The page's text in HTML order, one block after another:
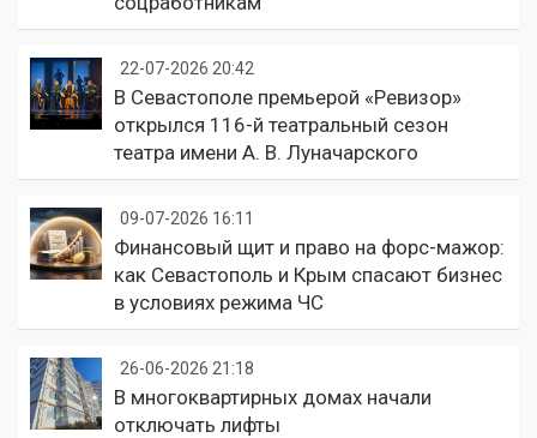
22-07-2026 20:42
В Севастополе премьерой «Ревизор»
открылся 116-й театральный сезон
театра имени А. В. Луначарского
09-07-2026 16:11
Финансовый щит и право на форс-мажор:
как Севастополь и Крым спасают бизнес
в условиях режима ЧС
26-06-2026 21:18
В многоквартирных домах начали
отключать лифты